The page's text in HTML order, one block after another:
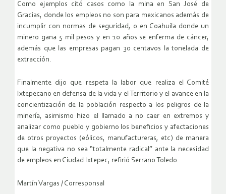
Como ejemplos citó casos como la mina en San José de
Gracias, donde los empleos no son para mexicanos además de
incumplir con normas de seguridad, o en Coahuila donde un
minero gana 5 mil pesos y en 10 años se enferma de cáncer,
además que las empresas pagan 30 centavos la tonelada de
extracción.
Finalmente dijo que respeta la labor que realiza el Comité
Ixtepecano en defensa de la vida y el Territorio y el avance en la
concientización de la población respecto a los peligros de la
minería, asimismo hizo el llamado a no caer en extremos y
analizar como pueblo y gobierno los beneficios y afectaciones
de otros proyectos (eólicos, manufactureras, etc) de manera
que la negativa no sea “totalmente radical” ante la necesidad
de empleos en Ciudad Ixtepec, refirió Serrano Toledo.
Martín Vargas / Corresponsal